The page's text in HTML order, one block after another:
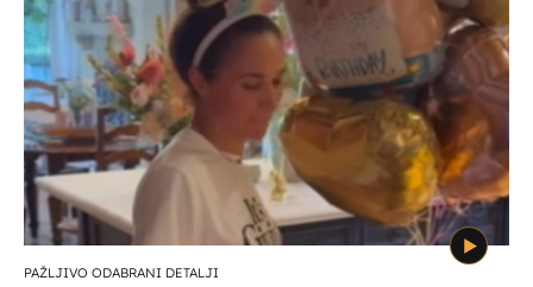
PAŽLJIVO ODABRANI DETALJI